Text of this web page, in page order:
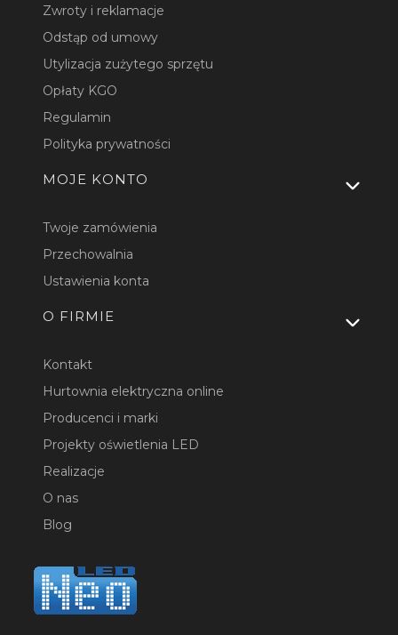
Zwroty i reklamacje
Odstąp od umowy
Utylizacja zużytego sprzętu
Opłaty KGO
Regulamin
Polityka prywatności
MOJE KONTO
Twoje zamówienia
Przechowalnia
Ustawienia konta
O FIRMIE
Kontakt
Hurtownia elektryczna online
Producenci i marki
Projekty oświetlenia LED
Realizacje
O nas
Blog